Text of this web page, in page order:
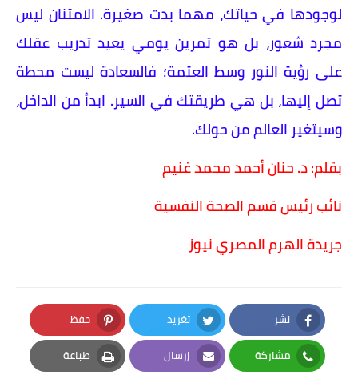
لوجودها في حياتك، مهما بدت صغيرة. الامتنان ليس
مجرد شعور، بل هو تمرين يومي يعيد تدريب عقلك
على رؤية النور وسط العتمة؛ فالسعادة ليست محطة
تصل إليها، بل هي طريقتك في السير. ابدأ من الداخل،
وسيتغير العالم من حولك.
​بقلم: د. حنان أحمد محمد غنيم
نائب رئيس قسم الصحة النفسية
جريدة الهرم المصري نيوز
نشر
Facebook
تغريد
Twitter
حفظ
Pinterest
مشاركة
Whatsapp
إرسال
Email
طباعة
Print